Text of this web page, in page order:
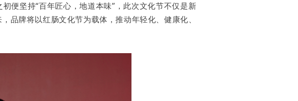
便坚持“百年匠心，地道本味”，此次文化节不仅是新
品牌将以红肠文化节为载体，推动年轻化、健康化、